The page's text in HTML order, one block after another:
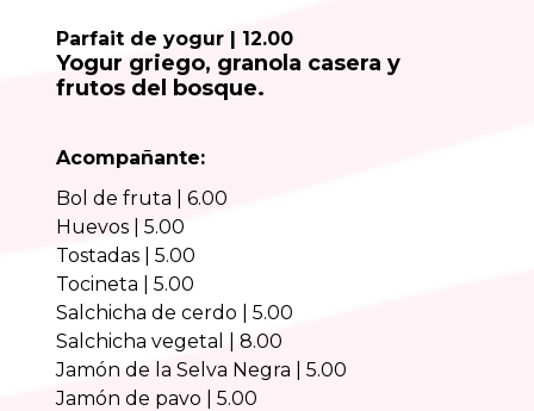
Parfait de yogur | 12.00
Yogur griego, granola casera y
frutos del bosque.
Acompañante:
Bol de fruta | 6.00
Huevos | 5.00
Tostadas | 5.00
Tocineta | 5.00
Salchicha de cerdo | 5.00
Salchicha vegetal | 8.00
Jamón de la Selva Negra | 5.00
Jamón de pavo | 5.00